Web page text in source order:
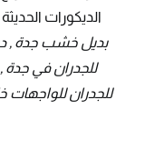
الديكورات
بديل خشب جدة ,
للجدران في
للجدران